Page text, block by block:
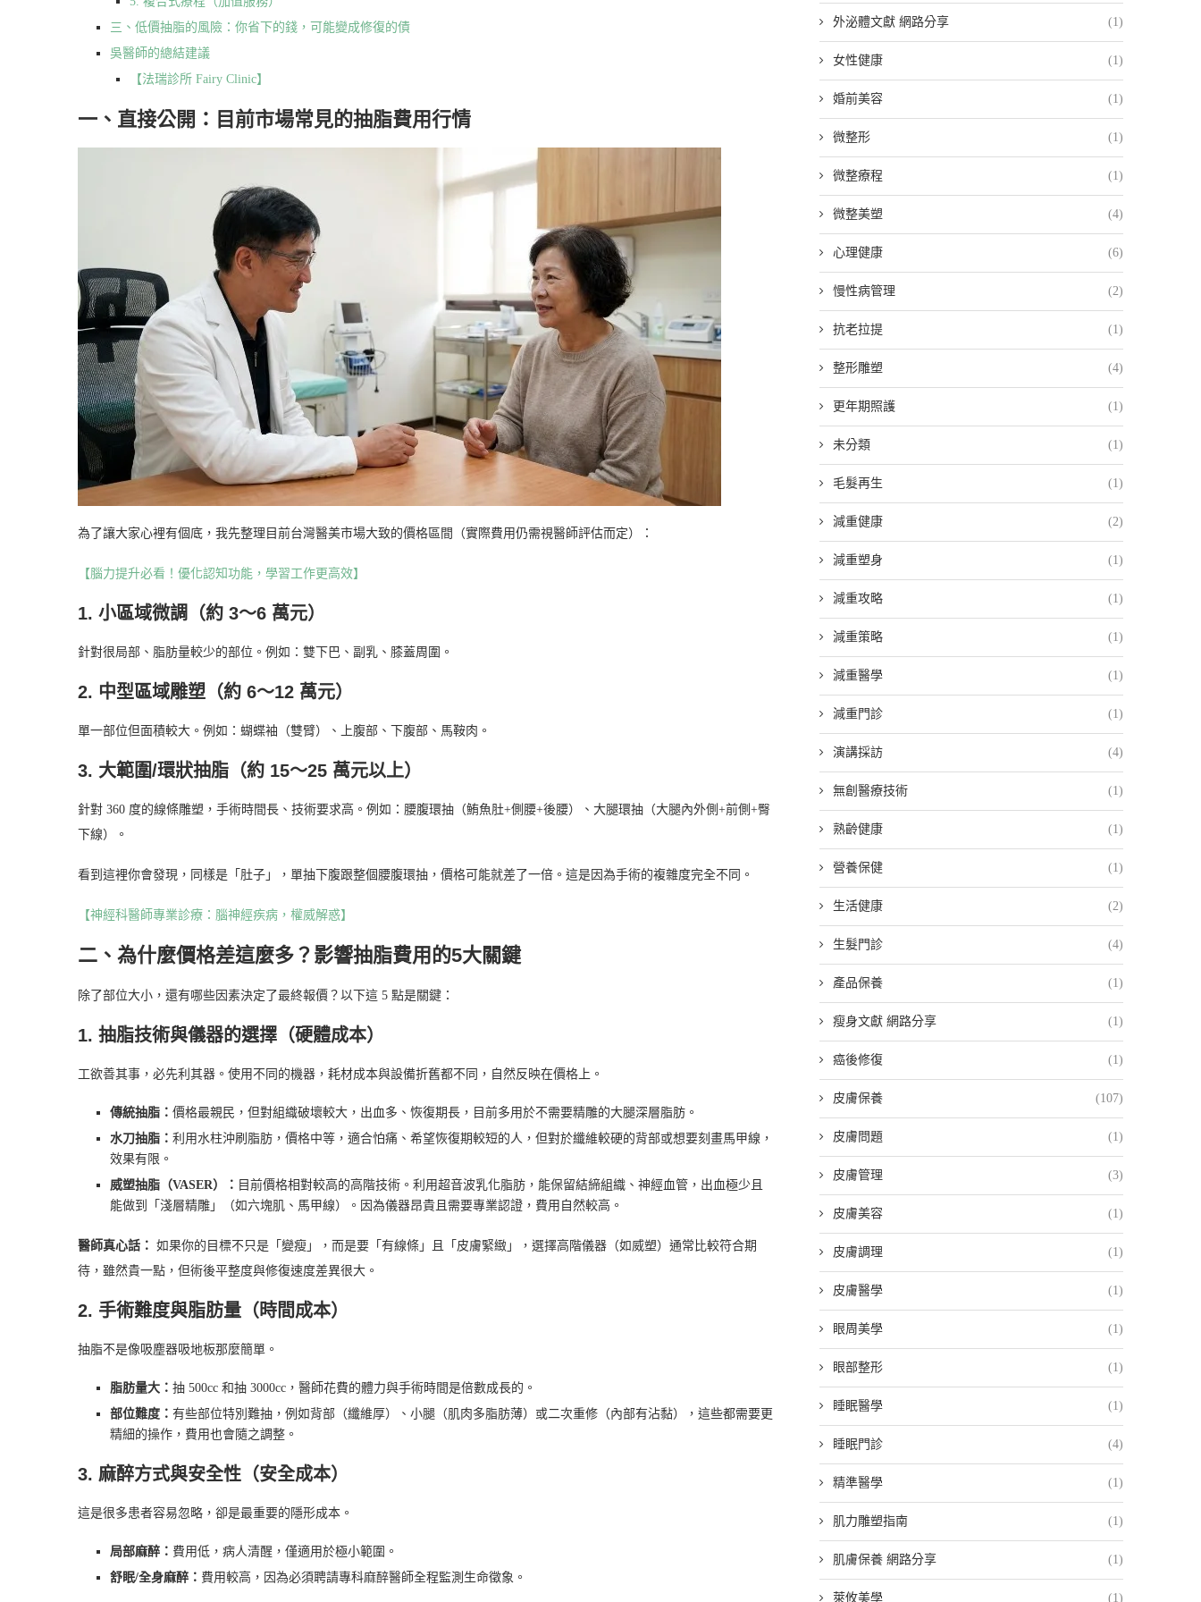
三、低價抽脂的風險：你省下的錢，可能變成修復的債
吳醫師的總結建議
【法瑞診所 Fairy Clinic】
一、直接公開：目前市場常見的抽脂費用行情
為了讓大家心裡有個底，我先整理目前台灣醫美市場大致的價格區間（實際費用仍需視醫師評估而定）：
【腦力提升必看！優化認知功能，學習工作更高效】
1. 小區域微調（約 3～6 萬元）
針對很局部、脂肪量較少的部位。例如：雙下巴、副乳、膝蓋周圍。
2. 中型區域雕塑（約 6～12 萬元）
單一部位但面積較大。例如：蝴蝶袖（雙臂）、上腹部、下腹部、馬鞍肉。
3. 大範圍/環狀抽脂（約 15～25 萬元以上）
針對 360 度的線條雕塑，手術時間長、技術要求高。例如：腰腹環抽（鮪魚肚+側腰+後腰）、大腿環抽（大腿內外側+前側+臀
下線）。
看到這裡你會發現，同樣是「肚子」，單抽下腹跟整個腰腹環抽，價格可能就差了一倍。這是因為手術的複雜度完全不同。
【神經科醫師專業診療：腦神經疾病，權威解惑】
二、為什麼價格差這麼多？影響抽脂費用的5大關鍵
除了部位大小，還有哪些因素決定了最終報價？以下這 5 點是關鍵：
1. 抽脂技術與儀器的選擇（硬體成本）
工欲善其事，必先利其器。使用不同的機器，耗材成本與設備折舊都不同，自然反映在價格上。
傳統抽脂： 價格最親民，但對組織破壞較大，出血多、恢復期長，目前多用於不需要精雕的大腿深層脂肪。
水刀抽脂： 利用水柱沖刷脂肪，價格中等，適合怕痛、希望恢復期較短的人，但對於纖維較硬的背部或想要刻畫馬甲線，
效果有限。
威塑抽脂（VASER）： 目前價格相對較高的高階技術。利用超音波乳化脂肪，能保留結締組織、神經血管，出血極少且
能做到「淺層精雕」（如六塊肌、馬甲線）。因為儀器昂貴且需要專業認證，費用自然較高。
醫師真心話： 如果你的目標不只是「變瘦」，而是要「有線條」且「皮膚緊緻」，選擇高階儀器（如威塑）通常比較符合期
待，雖然貴一點，但術後平整度與修復速度差異很大。
2. 手術難度與脂肪量（時間成本）
抽脂不是像吸塵器吸地板那麼簡單。
脂肪量大： 抽 500cc 和抽 3000cc，醫師花費的體力與手術時間是倍數成長的。
部位難度： 有些部位特別難抽，例如背部（纖維厚）、小腿（肌肉多脂肪薄）或二次重修（內部有沾黏），這些都需要更
精細的操作，費用也會隨之調整。
3. 麻醉方式與安全性（安全成本）
這是很多患者容易忽略，卻是最重要的隱形成本。
局部麻醉： 費用低，病人清醒，僅適用於極小範圍。
舒眠/全身麻醉： 費用較高，因為必須聘請專科麻醉醫師全程監測生命徵象。
外泌體文獻 網路分享 (1)
女性健康 (1)
婚前美容 (1)
微整形 (1)
微整療程 (1)
微整美塑 (4)
心理健康 (6)
慢性病管理 (2)
抗老拉提 (1)
整形雕塑 (4)
更年期照護 (1)
未分類 (1)
毛髮再生 (1)
減重健康 (2)
減重塑身 (1)
減重攻略 (1)
減重策略 (1)
減重醫學 (1)
減重門診 (1)
演講採訪 (4)
無創醫療技術 (1)
熟齡健康 (1)
營養保健 (1)
生活健康 (2)
生髮門診 (4)
產品保養 (1)
瘦身文獻 網路分享 (1)
癌後修復 (1)
皮膚保養 (107)
皮膚問題 (1)
皮膚管理 (3)
皮膚美容 (1)
皮膚調理 (1)
皮膚醫學 (1)
眼周美學 (1)
眼部整形 (1)
睡眠醫學 (1)
睡眠門診 (4)
精準醫學 (1)
肌力雕塑指南 (1)
肌膚保養 網路分享 (1)
萊攸美學 (1)